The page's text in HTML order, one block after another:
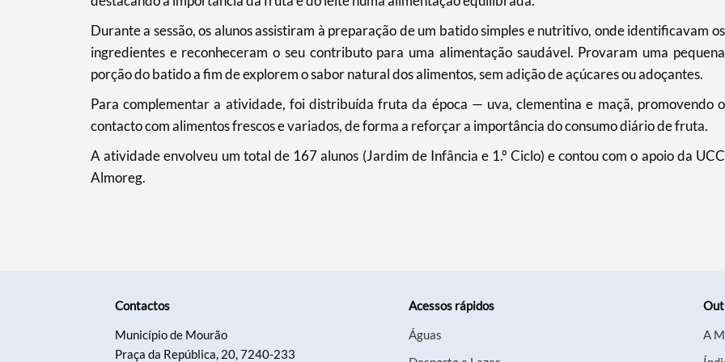
Durante a sessão, os alunos assistiram à preparação de um batido simples e nutritivo, onde identificavam os
ingredientes e reconheceram o seu contributo para uma alimentação saudável. Provaram uma pequena
porção do batido a fim de explorem o sabor natural dos alimentos, sem adição de açúcares ou adoçantes.
Para complementar a atividade, foi distribuída fruta da época — uva, clementina e maçã, promovendo o
contacto com alimentos frescos e variados, de forma a reforçar a importância do consumo diário de fruta.
A atividade envolveu um total de 167 alunos (Jardim de Infância e 1.º Ciclo) e contou com o apoio da UCC
Almoreg.
Contactos
Município de Mourão
Praça da República, 20, 7240-233
Acessos rápidos
Águas
A